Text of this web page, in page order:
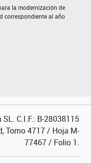
la modernización de
correspondiente al año
SL. C.I.F.: B-28038115
Tomo 4717 / Hoja M-
77467 / Folio 1.